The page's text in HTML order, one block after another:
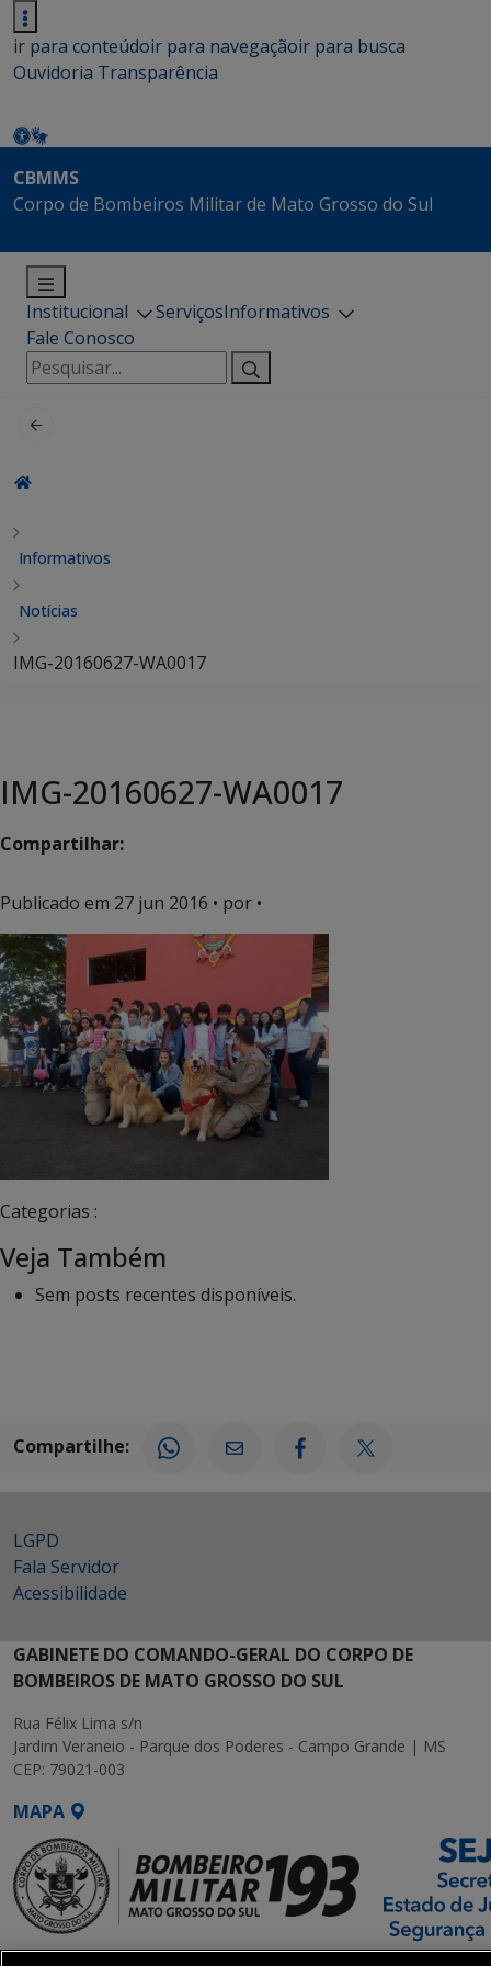
ir para conteúdoir para navegaçãoir para busca
Ouvidoria Transparência
CBMMS
Corpo de Bombeiros Militar de Mato Grosso do Sul
Institucional ServiçosInformativos
Fale Conosco
Pesquisar
por:
Informativos
Notícias
IMG-20160627-WA0017
IMG-20160627-WA0017
Compartilhar:
Publicado em 27 jun 2016 • por •
Categorias :
Veja Também
Sem posts recentes disponíveis.
Compartilhe:
LGPD
Fala Servidor
Acessibilidade
GABINETE DO COMANDO-GERAL DO CORPO DE
BOMBEIROS DE MATO GROSSO DO SUL
Rua Félix Lima s/n
Jardim Veraneio - Parque dos Poderes - Campo Grande | MS
CEP: 79021-003
MAPA